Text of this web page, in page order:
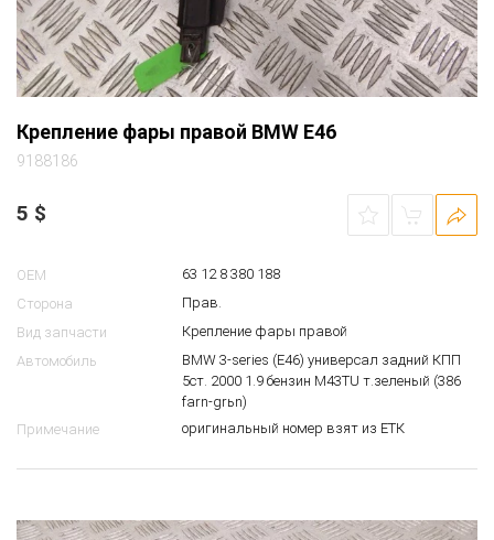
Крепление фары правой BMW E46
9188186
5 $
OEM
63 12 8 380 188
Сторона
Прав.
Вид запчасти
Крепление фары правой
Автомобиль
BMW 3-series (E46) универсал задний КПП
5ст. 2000 1.9 бензин M43TU т.зеленый (386
farn-grьn)
Примечание
оригинальный номер взят из ЕТК